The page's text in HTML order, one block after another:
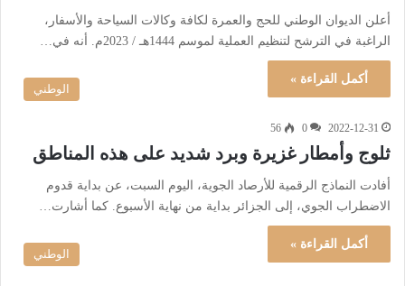
أعلن الديوان الوطني للحج والعمرة لكافة وكالات السياحة والأسفار،
الراغبة في الترشح لتنظيم العملية لموسم 1444هـ / 2023م. أنه في…
أكمل القراءة »
الوطني
2022-12-31
0
56
ثلوج وأمطار غزيرة وبرد شديد على هذه المناطق
أفادت النماذج الرقمية للأرصاد الجوية، اليوم السبت، عن بداية قدوم
الاضطراب الجوي، إلى الجزائر بداية من نهاية الأسبوع. كما أشارت…
أكمل القراءة »
الوطني